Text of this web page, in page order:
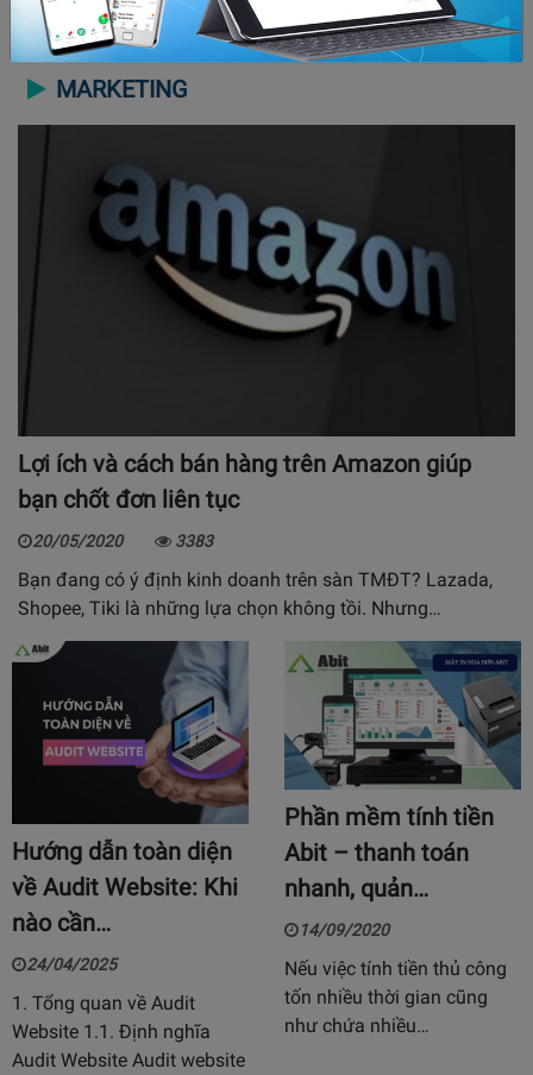
MARKETING
Lợi ích và cách bán hàng trên Amazon giúp
bạn chốt đơn liên tục
20/05/2020 3383
Bạn đang có ý định kinh doanh trên sàn TMĐT? Lazada,
Shopee, Tiki là những lựa chọn không tồi. Nhưng…
Hướng dẫn toàn diện
về Audit Website: Khi
nào cần…
24/04/2025
1. Tổng quan về Audit
Website 1.1. Định nghĩa
Audit Website Audit website
Phần mềm tính tiền
Abit – thanh toán
nhanh, quản…
14/09/2020
Nếu việc tính tiền thủ công
tốn nhiều thời gian cũng
như chứa nhiều…